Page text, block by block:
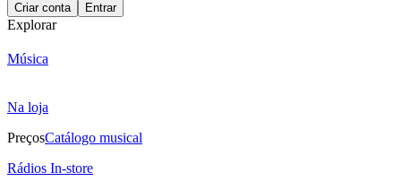
Criar conta Entrar
Explorar
Música
Na loja
PreçosCatálogo musical
Rádios In-store